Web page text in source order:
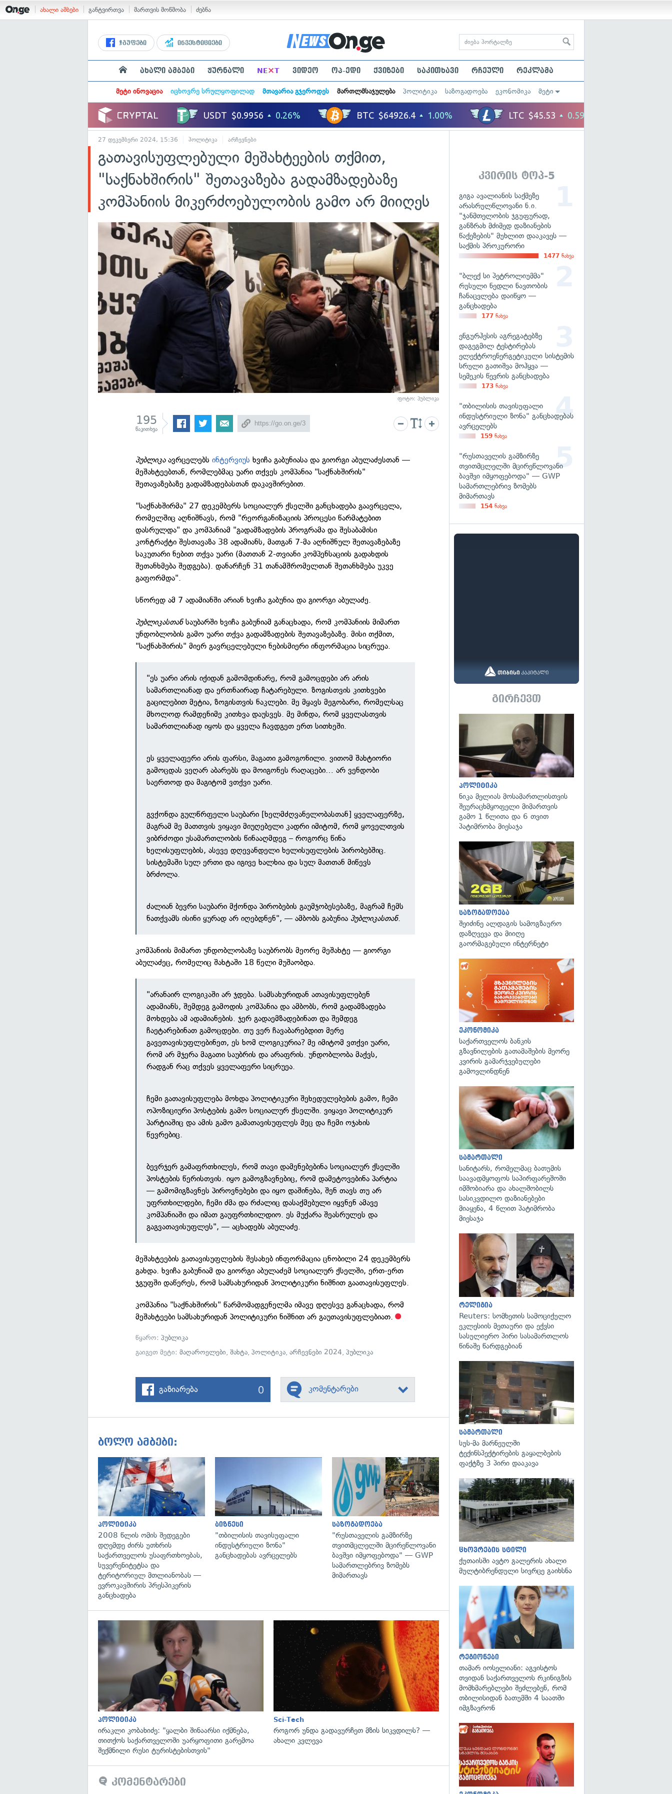
ახალი ამბები განტვირთვა მართვის მოწმობა ძებნა
ჯგუფები ინვესტიციები
ახალი ამბები ჟურნალი NE×T ვიდეო ოპ-ედი ქვიზები საკითხავი რჩეული რეკლამა
მეტი ინოვაცია იცხოვრე სრულყოფილად მთავარია გჯეროდეს მართლმსაჯულება პოლიტიკა საზოგადოება ეკონომიკა მეტი
27 დეკემბერი 2024, 15:36 პოლიტიკა არჩევნები
გათავისუფლებული მეშახტეების თქმით,
"საქნახშირის" შეთავაზება გადამზადებაზე
კომპანიის მიკერძოებულობის გამო არ მიიღეს
ფოტო: პუბლიკა
195
წაკითხვა
პუბლიკაავრცელებსინტერვიუს ხვიჩა გაბუნიასა და გიორგი აბულაძესთან —
მეშახტეებთან, რომლებმაც უარი თქვეს კომპანია "საქნახშირის"
შეთავაზებაზე გადამზადებასთან დაკავშირებით.
"საქნახშირმა" 27 დეკემბერს სოციალურ ქსელში განცხადება გაავრცელა,
რომელშიც აღნიშნავს, რომ "რეორგანიზაციის პროცესი წარმატებით
დასრულდა" და კომპანიამ "გადამზადების პროგრამა და შესაბამისი
კონტრაქტი შესთავაზა 38 ადამიანს, მათგან 7-მა აღნიშნულ შეთავაზებაზე
საკუთარი ნებით თქვა უარი (მათთან 2-თვიანი კომპენსაციის გადახდის
შეთანხმება შედგება). დანარჩენ 31 თანამშრომელთან შეთანხმება უკვე
გაფორმდა".
სწორედ ამ 7 ადამიანში არიან ხვიჩა გაბუნია და გიორგი აბულაძე.
პუბლიკასთანსაუბარში ხვიჩა გაბუნიამ განაცხადა, რომ კომპანიის მიმართ
უნდობლობის გამო უარი თქვა გადამზადების შეთავაზებაზე. მისი თქმით,
"საქნახშირის" მიერ გავრცელებული ნებისმიერი ინფორმაცია სიცრუეა.
"ეს უარი არის იქიდან გამომდინარე, რომ გამოცდები არ არის
სამართლიანად და ერთნაირად ჩატარებული. ზოგისთვის კითხვები
გაცილებით მეტია, ზოგისთვის ნაკლები. მე მყავს მეგობარი, რომელსაც
მხოლოდ რამდენიმე კითხვა დაუსვეს. მე მინდა, რომ ყველასთვის
სამართლიანად იყოს და ყველა ჩავდგეთ ერთ სითხეში.
ეს ყველაფერი არის ფარსი, მაგათი გამოგონილი. ვითომ შახტიორი
გამოცდას ვეღარ აბარებს და მოიგონეს რაღაცები… არ ვენდობი
საერთოდ და მაგიტომ ვთქვი უარი.
გვქონდა გულწრფელი საუბარი [ხელმძღვანელობასთან] ყველაფერზე,
მაგრამ მე მათთვის ვიყავი მიუღებელი კადრი იმიტომ, რომ ყოველთვის
ვიბრძოდი უსამართლობის წინააღმდეგ – როგორც წინა
ხელისუფლების, ასევე დღევანდელი ხელისუფლების პირობებშიც.
სისტემაში სულ ერთი და იგივე ხალხია და სულ მათთან მიწევს
ბრძოლა.
ძალიან ბევრი საუბარი მქონდა პირობების გაუმჯობესებაზე, მაგრამ ჩემს
ნათქვამს ისინი ყურად არ იღებდნენ", — ამბობს გაბუნია პუბლიკასთან.
კომპანიის მიმართ უნდობლობაზე საუბრობს მეორე მეშახტე — გიორგი
აბულაძეც, რომელიც შახტაში 18 წელი მუშაობდა.
"არანაირ ლოგიკაში არ ჯდება. სამსახურიდან ათავისუფლებენ
ადამიანს, შემდეგ გამოდის კომპანია და ამბობს, რომ გადამზადება
მოხდება ამ ადამიანების. ჯერ გადაემზადებინათ და შემდეგ
ჩაეტარებინათ გამოცდები. თუ ვერ ჩავაბარებდით მერე
გავეთავისუფლებინეთ, ეს ხომ ლოგიკურია? მე იმიტომ ვთქვი უარი,
რომ არ მჯერა მაგათი საუბრის და არაფრის. უნდობლობა მაქვს,
რადგან რაც თქვეს ყველაფერი სიცრუეა.
ჩემი გათავისუფლება მოხდა პოლიტიკური შეხედულებების გამო, ჩემი
ოპოზიციური პოსტების გამო სოციალურ ქსელში. ვიყავი პოლიტიკურ
პარტიაშიც და ამის გამო გამათავისუფლეს მეც და ჩემი ოჯახის
წევრებიც.
ბევრჯერ გამაფრთხილეს, რომ თავი დამენებებინა სოციალურ ქსელში
პოსტების წერისთვის. იყო გამოგზავნებიც, რომ დამეტოვებინა პარტია
— გამომიგზავნეს პიროვნებები და იყო დაშინება, შენ თავს თუ არ
უფრთხილდები, ჩემი ძმა და რძალიც დასაქმებული იყვნენ ამავე
კომპანიაში და იმათ გაუფრთხილდიო. ეს მუქარა შეასრულეს და
გაგვათავისუფლეს", — აცხადებს აბულაძე.
მეშახტეების გათავისუფლების შესახებ ინფორმაცია ცნობილი 24 დეკემბერს
გახდა. ხვიჩა გაბუნიამ და გიორგი აბულაძემ სოციალურ ქსელში, ერთ-ერთ
ჯგუფში დაწერეს, რომ სამსახურიდან პოლიტიკური ნიშნით გაათავისუფლეს.
კომპანია "საქნახშირის" წარმომადგენელმა იმავე დღესვე განაცხადა, რომ
მეშახტეები სამსახურიდან პოლიტიკური ნიშნით არ გაუთავისუფლებიათ.
წყარო:პუბლიკა
გაიგეთ მეტი:მაღაროელები,შახტა,პოლიტიკა,არჩევნები 2024,პუბლიკა
გაზიარება 0 კომენტარები
ბოლო ამბები:
პოლიტიკა
2008 წლის ომის შედეგები
დღემდე ძირს უთხრის
საქართველოს უსაფრთხოებას,
სუვერენიტეტსა და
ტერიტორიულ მთლიანობას —
ევროკავშირის პრესპიკერის
განცხადება
გადახედვა
ბიზნესი
"თბილისის თავისუფალი
ინდუსტრიული ზონა"
განცხადებას ავრცელებს
გადახედვა
საზოგადოება
"რუსთაველის გამზირზე
თვითმცლელში მცირეწლოვანი
ბავშვი იმყოფებოდა" — GWP
სამართლებრივ ზომებს
მიმართავს
გადახედვა
პოლიტიკა
ირაკლი კობახიძე: "ყალბი შინაარსი იქმნება,
თითქოს საქართველოში უარყოფითი გარემოა
შექმნილი რუსი ტურისტებისთვის"
გადახედვა
Sci-Tech
როგორ უნდა გადავურჩეთ მზის სიკვდილს? —
ახალი კვლევა
კომენტარები
კვირის ტოპ-5
გიგა ავალიანის საქმეზე
არასრულწლოვანი ნ.ი.
"ჯანმთელობის ჯგუფურად,
განზრახ მძიმედ დაზიანების
წაქეზების" მუხლით დააკავეს —
საქმის პროკურორი
1477 ნახვა
"ბლექ სი პეტროლიუმმა"
რუსული ნედლი ნავთობის
ჩანაცვლება დაიწყო —
განცხადება
177 ნახვა
ენგურჰესის აგრეგატებზე
დაგეგმილ ტესტირებას
ელექტროენერგეტიკული სისტემის
სრული გათიშვა მოჰყვა —
სემეკის წევრის განცხადება
173 ნახვა
"თბილისის თავისუფალი
ინდუსტრიული ზონა" განცხადებას
ავრცელებს
159 ნახვა
"რუსთაველის გამზირზე
თვითმცლელში მცირეწლოვანი
ბავშვი იმყოფებოდა" — GWP
სამართლებრივ ზომებს
მიმართავს
154 ნახვა
გირჩევთ
პოლიტიკა
ნიკა მელიას მოსამართლისთვის
შეურაცხმყოფელი მიმართვის
გამო 1 წლითა და 6 თვით
პატიმრობა მიესაჯა
საზოგადოება
შეიძინე ალდაგის სამოგზაურო
დაზღვევა და მიიღე
გაორმაგებული ინტერნეტი
ეკონომიკა
საქართველოს ბანკის
გზავნილების გათამაშების მეორე
კვირის გამარჯვებულები
გამოვლინდნენ
სამართალი
სანიტარს, რომელმაც ბათუმის
საავადმყოფოს საპირფარეშოში
იმშობიარა და ახალშობილს
სასიკვდილო დაზიანებები
მიაყენა, 4 წლით პატიმრობა
მიესაჯა
რელიგია
Reuters: სომხეთის სამოციქულო
ეკლესიის მეთაური და ექვსი
სასულიერო პირი სასამართლოს
წინაშე წარდგებიან
სამართალი
სუს-მა მარნეულში
ტექინსპექტირების გაყალბების
ფაქტზე 3 პირი დააკავა
ცხოვრების სტილი
ქუთაისში ავტო გალერის ახალი
მულტიბრენდული სივრცე გაიხსნა
რეგიონები
თამარ იოსელიანი: აგვისტოს
თვიდან საქართველოს რკინიგზის
მომხმარებლები შეძლებენ, რომ
თბილისიდან ბათუმში 4 საათში
იმგზავრონ